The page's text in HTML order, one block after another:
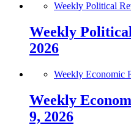
Weekly Political
Weekly
2026
Weekly Economic
Weekly
9, 2026